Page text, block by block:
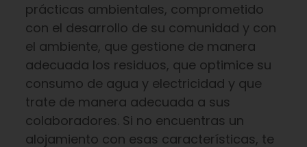
prácticas ambientales, comprometido
con el desarrollo de su comunidad y con
el ambiente, que gestione de manera
adecuada los residuos, que optimice su
consumo de agua y electricidad y que
trate de manera adecuada a sus
colaboradores. Si no encuentras un
alojamiento con esas características, te